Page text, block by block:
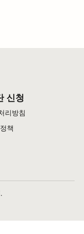
법 총정리
신청
리방침
책